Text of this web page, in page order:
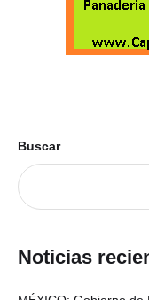
Buscar
Noticias